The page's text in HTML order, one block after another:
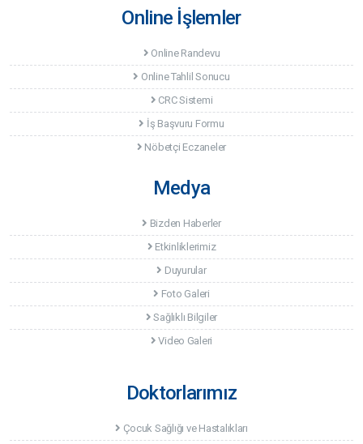
Online İşlemler
Online Randevu
Online Tahlil Sonucu
CRC Sistemi
İş Başvuru Formu
Nöbetçi Eczaneler
Medya
Bizden Haberler
Etkinliklerimiz
Duyurular
Foto Galeri
Sağlıklı Bilgiler
Video Galeri
Doktorlarımız
Çocuk Sağlığı ve Hastalıkları